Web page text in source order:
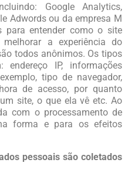
Google Analytics,
Adwords ou da empresa M
para entender como o site
a experiência do
todos anônimos. Os tipos
IP, informações
tipo de navegador,
de acesso, por quanto
site, o que ela vê etc. Ao
com o processamento de
forma e para os efeitos
pessoais são coletados